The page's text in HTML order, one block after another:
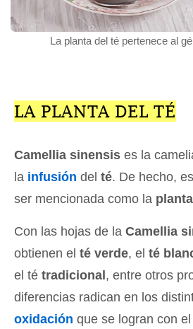
La planta del té pertenece al
LA PLANTA DEL TÉ
Camellia sinensis es la
la infusión del té. De hecho,
ser mencionada como la
Con las hojas de la Camellia
obtienen el té verde, el té
el té tradicional , entre otros
diferencias radican en los
oxidación que se logran con